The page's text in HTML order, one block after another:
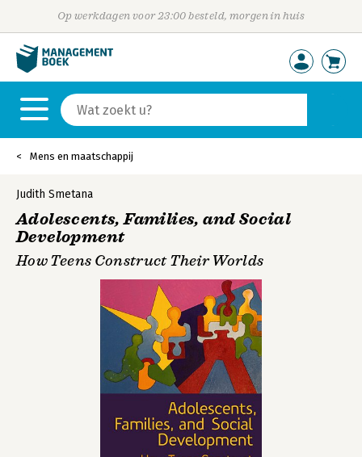
Op werkdagen voor 23:00 besteld, morgen in huis
Mens en maatschappij
Judith Smetana
Adolescents, Families, and Social
Development
How Teens Construct Their Worlds